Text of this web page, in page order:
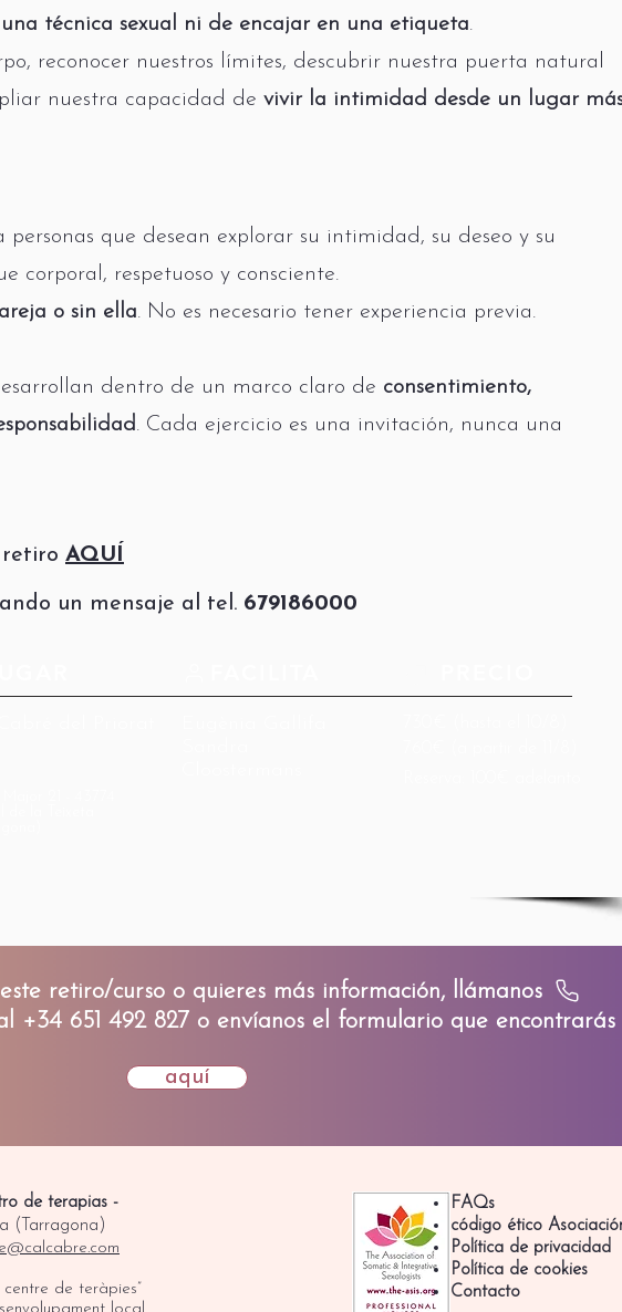
técnica sexual ni de encajar en una etiqueta.
reconocer nuestros límites, descubrir nuestra puerta natural
nuestra capacidad de vivir la intimidad desde un lugar
que desean explorar su intimidad, su deseo y su
corporal, respetuoso y consciente.
o sin ella. No es necesario tener experiencia previa.
dentro de un marco claro de consentimiento,
. Cada ejercicio es una invitación, nunca una
retiro AQUÍ
un mensaje al tel. 679186000
retiro/curso o quieres más información, llámanos
+34 651 492 827 o envíanos el formulario que encontrarás
aquí
de terapias -
(Tarragona)
de teràpies”
FAQs
código ético
Política de privacidad
Política de cookies
Contacto